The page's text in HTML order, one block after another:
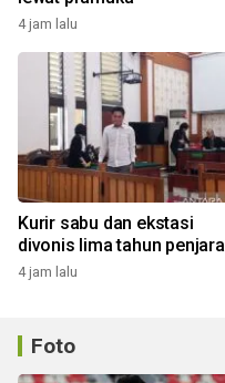
4 jam lalu
Kurir sabu dan ekstasi
divonis lima tahun penjara
4 jam lalu
Foto